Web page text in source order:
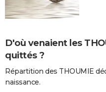
D'où venaient les
quittés ?
Répartition des THOUMIE
naissance.